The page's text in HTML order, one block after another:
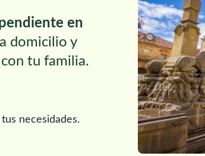
en
domicilio y
tu familia.
necesidades.